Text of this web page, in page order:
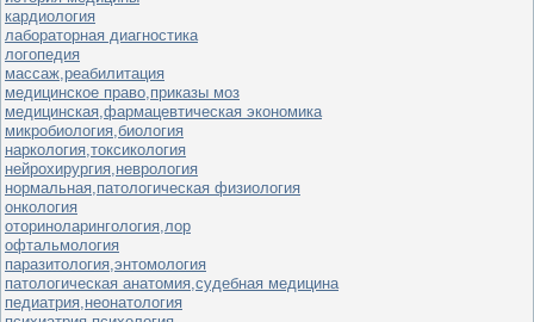
кардиология
лабораторная диагностика
логопедия
массаж,реабилитация
медицинское право,приказы моз
медицинская,фармацевтическая экономика
микробиология,биология
наркология,токсикология
нейрохирургия,неврология
нормальная,патологическая физиология
онкология
оториноларингология,лор
офтальмология
паразитология,энтомология
патологическая анатомия,судебная медицина
педиатрия,неонатология